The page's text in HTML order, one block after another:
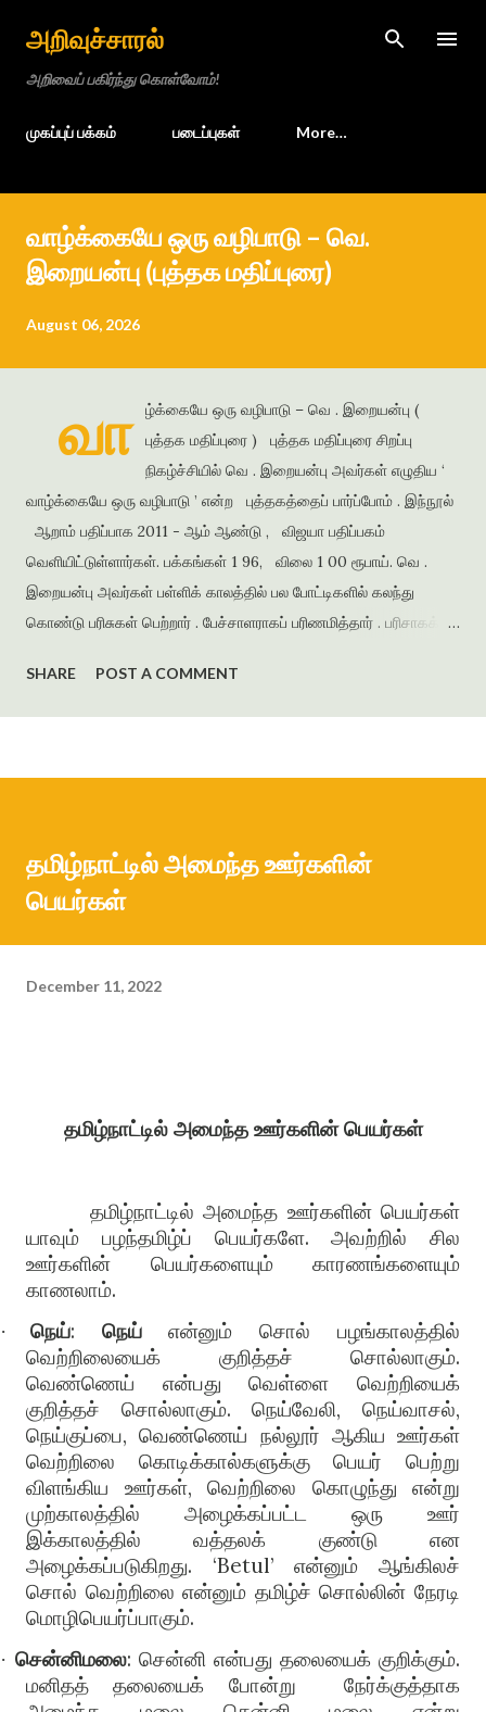
அறிவுச்சாரல்
அறிவைப் பகிர்ந்து கொள்வோம்!
முகப்புப் பக்கம் படைப்புகள் More…
வாழ்க்கையே ஒரு வழிபாடு – வெ.
இறையன்பு (புத்தக மதிப்புரை)
August 06, 2026
வா
ழ்க்கையே ஒரு வழிபாடு – வெ . இறையன்பு (
புத்தக மதிப்புரை ) புத்தக மதிப்புரை சிறப்பு
நிகழ்ச்சியில் வெ . இறையன்பு அவர்கள் எழுதிய ‘
வாழ்க்கையே ஒரு வழிபாடு ’ என்ற புத்தகத்தைப் பார்ப்போம் . இந்நூல்
ஆறாம் பதிப்பாக 2011 - ஆம் ஆண்டு , விஜயா பதிப்பகம்
வெளியிட்டுள்ளார்கள். பக்கங்கள் 1 96, விலை 1 00 ரூபாய். வெ .
இறையன்பு அவர்கள் பள்ளிக் காலத்தில் பல போட்டிகளில் கலந்து
கொண்டு பரிசுகள் பெற்றார் . பேச்சாளராகப் பரிணமித்தார் . பரிசாகக்
காலத்தில் எழுதிய கவிதைகளைத் தொகுத்து ‘ பூபாளத்திற்கொரு
புல்லாங்குழல் ’ என்ற தலைப்பில் கவிதைத் தொகுப்பை வெளியிட்டார் .
கணையாழி , புதிய பார்வை , தமிழன் எக்ஸ்பிரஸ் என்று பல இதழ்களில்
நர்மதா அணை கட்டப்படுவதற்காக கரையோரத்தில் வசித்த மக்கள்
விரட்டப்பட்டதை அடிப்படையாக கொண்டது இந்நாவல் . இறை...
SHARE POST A COMMENT
தமிழ்நாட்டில் அமைந்த ஊர்களின்
பெயர்கள்
December 11, 2022
தமிழ்நாட்டில் அமைந்த ஊர்களின் பெயர்கள்
தமிழ்நாட்டில் அமைந்த ஊர்களின் பெயர்கள்
யாவும் பழந்தமிழ்ப் பெயர்களே.அவற்றில் சில
ஊர்களின் பெயர்களையும் காரணங்களையும்
காணலாம்.
· நெய்: நெய்என்னும் சொல் பழங்காலத்தில்
வெற்றிலையைக் குறித்தச் சொல்லாகும்.
வெண்ணெய் என்பது வெள்ளை வெற்றியைக்
குறித்தச் சொல்லாகும்.நெய்வேலி,நெய்வாசல்,
நெய்குப்பை,வெண்ணெய் நல்லூர் ஆகிய ஊர்கள்
வெற்றிலை கொடிக்கால்களுக்கு பெயர் பெற்று
விளங்கிய ஊர்கள், வெற்றிலை கொழுந்து என்று
முற்காலத்தில் அழைக்கப்பட்ட ஒரு ஊர்
இக்காலத்தில் வத்தலக் குண்டு என
அழைக்கப்படுகிறது. ‘Betul’ என்னும் ஆங்கிலச்
சொல் வெற்றிலை என்னும் தமிழ்ச் சொல்லின் நேரடி
மொழிபெயர்ப்பாகும்.
· சென்னிமலை: சென்னி என்பது தலையைக் குறிக்கும்.
மனிதத் தலையைக் போன்று
நேர்க்குத்தாக